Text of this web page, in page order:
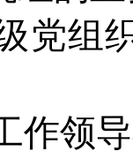
党组
作领